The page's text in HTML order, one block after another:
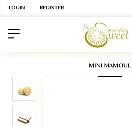
LOGIN REGISTER
MINI MAMOUL